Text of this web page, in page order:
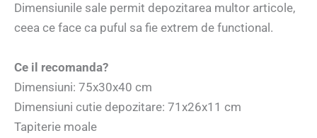
Dimensiunile sale permit depozitarea multor articole,
ceea ce face ca puful sa fie extrem de functional.
Ce il recomanda?
Dimensiuni: 75x30x40 cm
Dimensiuni cutie depozitare: 71x26x11 cm
Tapiterie moale